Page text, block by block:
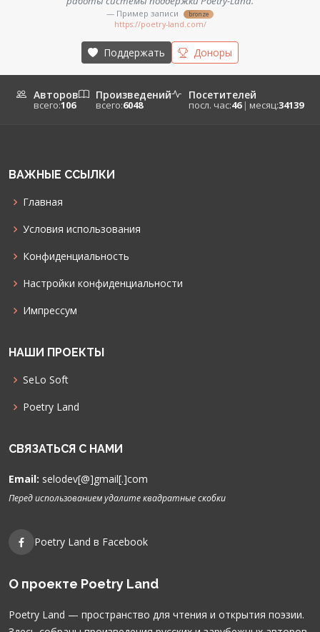
— Пример записи bronze
https://poetry-land.com/
Поддержать Доноры
Авторов
всего:106
Произведений
всего:6048
Посетителей
посл. час:46 | месяц:34139
ВАЖНЫЕ ССЫЛКИ
Главная
Условия использования
Конфиденциальность
Настройки конфиденциальности
Импрессум
НАШИ ПРОЕКТЫ
SeLo Soft
Poetry Land
СВЯЗАТЬСЯ С НАМИ
Email: selodev[@]gmail[.]com
Перед использованием удалите квадратные скобки
Poetry Land в Facebook
О проекте Poetry Land
Poetry Land — пространство для чтения и открытия поэзии.